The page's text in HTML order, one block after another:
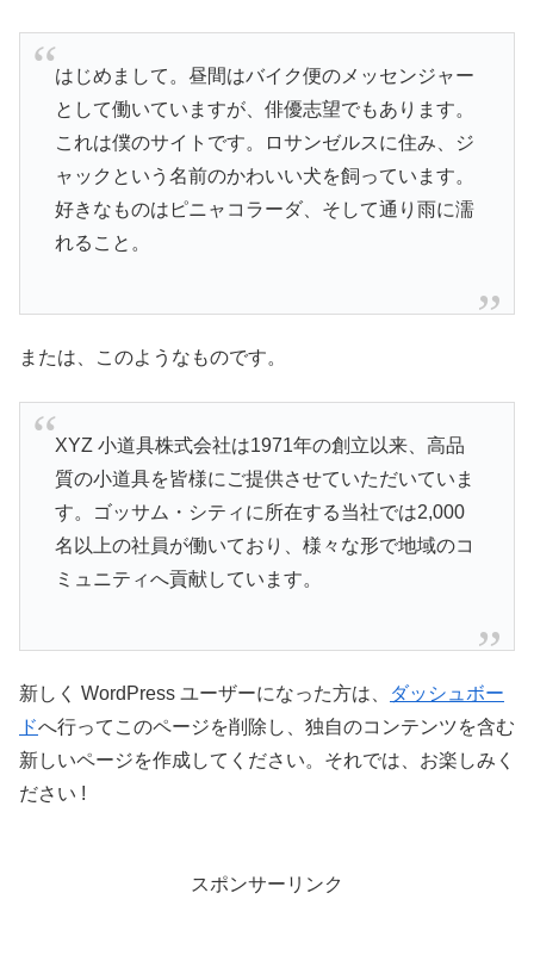
はじめまして。昼間はバイク便のメッセンジャー
として働いていますが、俳優志望でもあります。
これは僕のサイトです。ロサンゼルスに住み、ジ
ャックという名前のかわいい犬を飼っています。
好きなものはピニャコラーダ、そして通り雨に濡
れること。
または、このようなものです。
XYZ 小道具株式会社は1971年の創立以来、高品
質の小道具を皆様にご提供させていただいていま
す。ゴッサム・シティに所在する当社では2,000
名以上の社員が働いており、様々な形で地域のコ
ミュニティへ貢献しています。
新しく WordPress ユーザーになった方は、
ダッシュボー
ドへ行ってこのページを削除し、独自のコンテンツを含む
新しいページを作成してください。それでは、お楽しみく
ださい !
スポンサーリンク